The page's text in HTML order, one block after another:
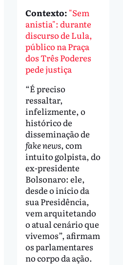
Contexto: "Sem
anistia": durante
discurso de Lula,
público na Praça
dos Três Poderes
pede justiça
“É preciso
ressaltar,
infelizmente, o
histórico de
disseminação de
fake news, com
intuito golpista, do
ex-presidente
Bolsonaro: ele,
desde o início da
sua Presidência,
vem arquitetando
o atual cenário que
vivemos”, afirmam
os parlamentares
no corpo da ação.